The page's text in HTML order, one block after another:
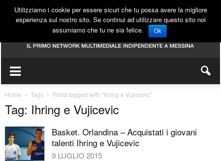
Home Tags Posts tagged with "Ihring e Vujicevic"
Tag: Ihring e Vujicevic
Basket. Orlandina – Acquistati i giovani
talenti Ihring e Vujicevic
9 LUGLIO 2015
Utilizziamo i cookie per essere sicuri che tu possa avere la migliore
esperienza sul nostro sito. Se continui ad utilizzare questo sito noi
assumiamo che tu ne sia felice.
Ok